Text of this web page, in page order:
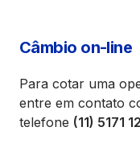
Câmbio on-line
Para cotar uma
entre em contato
telefone (11) 5171